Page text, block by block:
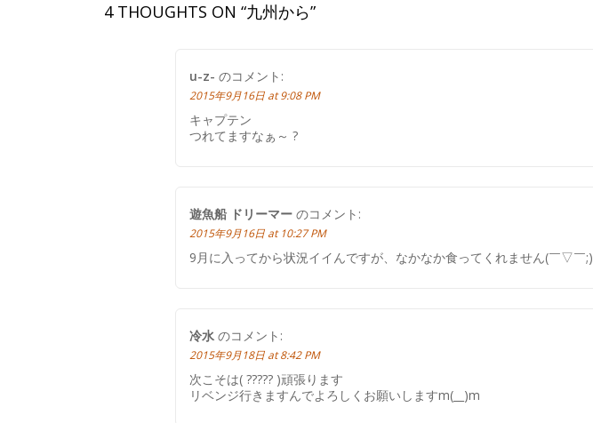
4 THOUGHTS ON “九州から”
u-z- のコメント:
2015年9月16日 at 9:08 PM
キャプテン
つれてますなぁ～ ?
遊魚船 ドリーマー のコメント:
2015年9月16日 at 10:27 PM
9月に入ってから状況イイんですが、なかなか食ってくれません(￣▽￣;)
冷水 のコメント:
2015年9月18日 at 8:42 PM
次こそは( ????? )頑張ります
リベンジ行きますんでよろしくお願いしますm(__)m